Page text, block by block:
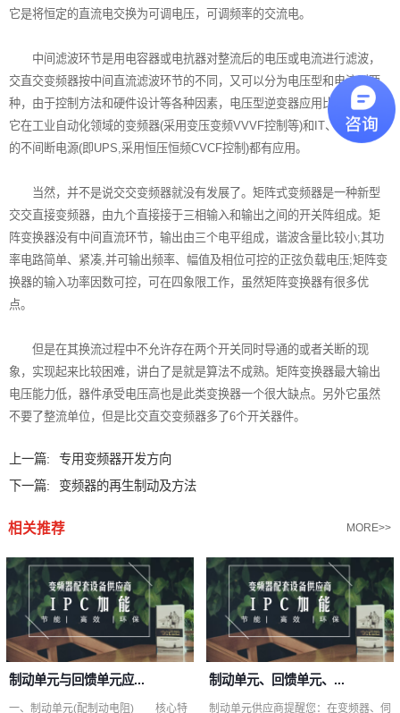
它是将恒定的直流电交换为可调电压，可调频率的交流电。
中间滤波环节是用电容器或电抗器对整流后的电压或电流进行滤波，
交直交变频器按中间直流滤波环节的不同，又可以分为电压型和电流型两
种，由于控制方法和硬件设计等各种因素，电压型逆变器应用比较广泛，
它在工业自动化领域的变频器(采用变压变频VVVF控制等)和IT、供电领域
的不间断电源(即UPS,采用恒压恒频CVCF控制)都有应用。
当然，并不是说交交变频器就没有发展了。矩阵式变频器是一种新型
交交直接变频器，由九个直接接于三相输入和输出之间的开关阵组成。矩
阵变换器没有中间直流环节，输出由三个电平组成，谐波含量比较小;其功
率电路简单、紧凑,并可输出频率、幅值及相位可控的正弦负载电压;矩阵变
换器的输入功率因数可控，可在四象限工作，虽然矩阵变换器有很多优
点。
但是在其换流过程中不允许存在两个开关同时导通的或者关断的现
象，实现起来比较困难，讲白了是就是算法不成熟。矩阵变换器最大输出
电压能力低，器件承受电压高也是此类变换器一个很大缺点。另外它虽然
不要了整流单位，但是比交直交变频器多了6个开关器件。
上一篇:
专用变频器开发方向
下一篇:
变频器的再生制动及方法
相关推荐 MORE>>
制动单元与回馈单元应...
一、制动单元(配制动电阻) 核心特
制动单元、回馈单元、...
制动单元供应商提醒您：在变频器、伺